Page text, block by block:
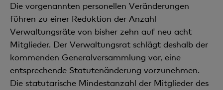
Die vorgenannten personellen Veränderungen
führen zu einer Reduktion der Anzahl
Verwaltungsräte von bisher zehn auf neu acht
Mitglieder. Der Verwaltungsrat schlägt deshalb der
kommenden Generalversammlung vor, eine
entsprechende Statutenänderung vorzunehmen.
Die statutarische Mindestanzahl der Mitglieder des